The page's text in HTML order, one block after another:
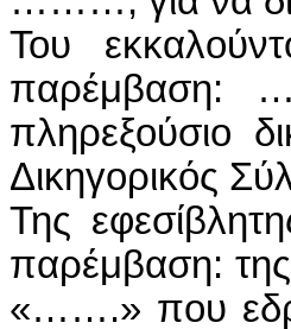
Του
παρέμβαση:
πληρεξούσιο
Δικηγορικός
Της
παρέμβαση: της
«…….» που